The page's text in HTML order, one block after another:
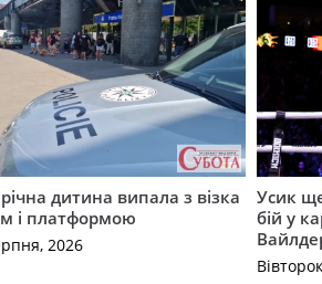
дитина випала з візка
і платформою
2026
Усик
бій у